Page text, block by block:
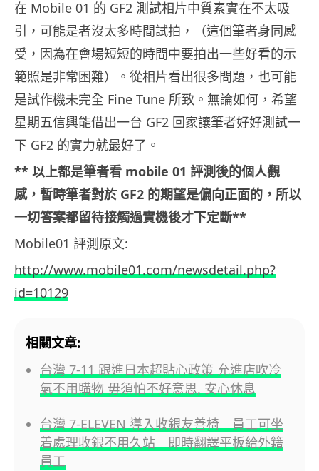
在 Mobile 01 的 GF2 測試相片中質素實在不太吸
引，可能是者沒太多時間試拍，（這個筆者身同感
受，因為在會場短短的時間中要拍出一些好看的示
範照是非常困難）。從相片看出很多問題，也可能
是試作機未完全 Fine Tune 所致。無論如何，希望
星期五信興能借出一台 GF2 回家讓筆者好好測試一
下 GF2 的實力就最好了。
** 以上都是筆者看 mobile 01 評測後的個人觀
感，暫時筆者對於 GF2 的期望是偏向正面的，所以
一切答案都留待接觸過實機後才下定斷**
Mobile01 評測原文:
http://www.mobile01.com/newsdetail.php?
id=10129
相關文章:
台灣 7-11 跟進日本超貼心政策 允進店吹冷
氣不用購物 毋須怕不好意思, 安心休息
台灣 7-ELEVEN 導入收銀友善椅 員工可坐
着處理收銀不用久站 即時翻譯平板給外籍
員工